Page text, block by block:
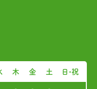
木 金 土
日・祝